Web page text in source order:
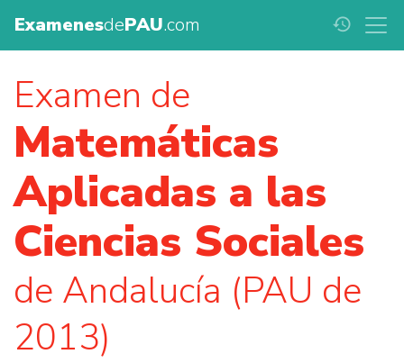
ExamenesdePAU.com history
Examen de
Matemáticas
Aplicadas a las
Ciencias Sociales
de Andalucía (PAU de
2013)